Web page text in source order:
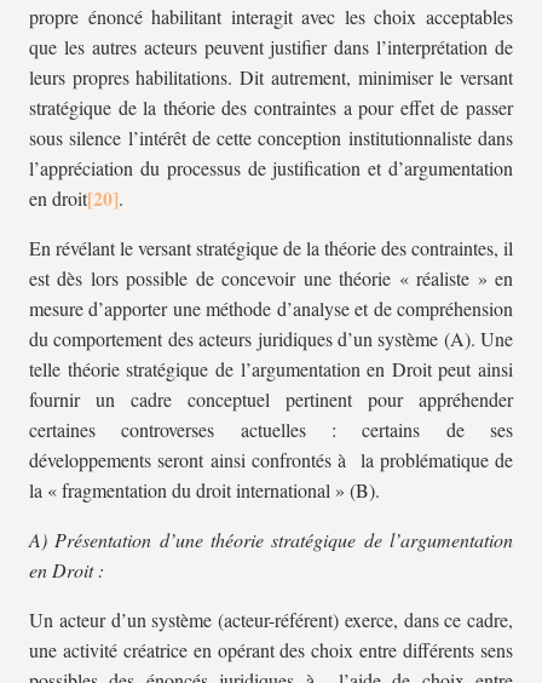
propre énoncé habilitant interagit avec les choix acceptables
que les autres acteurs peuvent justifier dans l’interprétation de
leurs propres habilitations. Dit autrement, minimiser le versant
stratégique de la théorie des contraintes a pour effet de passer
sous silence l’intérêt de cette conception institutionnaliste dans
l’appréciation du processus de justification et d’argumentation
en droit
.
En révélant le versant stratégique de la théorie des contraintes, il
est dès lors possible de concevoir une théorie « réaliste » en
mesure d’apporter une méthode d’analyse et de compréhension
du comportement des acteurs juridiques d’un système (A). Une
telle théorie stratégique de l’argumentation en Droit peut ainsi
fournir un cadre conceptuel pertinent pour appréhender
certaines controverses actuelles : certains de ses
développements seront ainsi confrontés à la problématique de
la « fragmentation du droit international » (B).
A) Présentation d’une théorie stratégique de l’argumentation
en Droit :
Un acteur d’un système (acteur-référent) exerce, dans ce cadre,
une activité créatrice en opérant des choix entre différents sens